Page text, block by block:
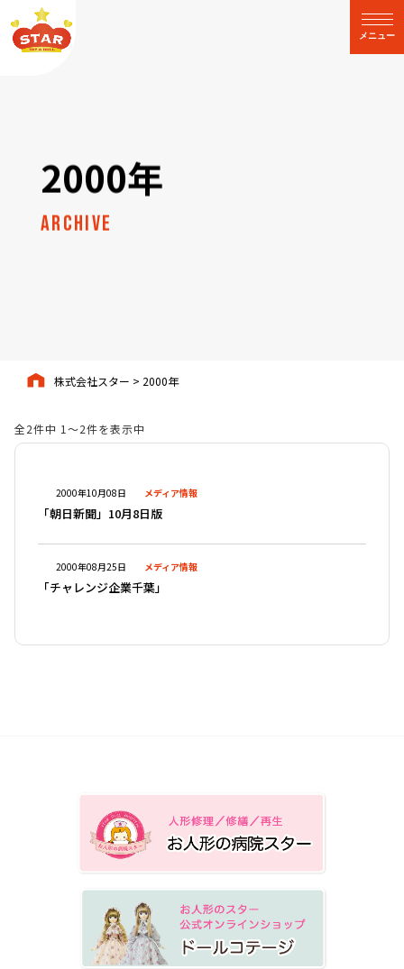
メニュー
閉じる
自社製品
企業キャラクター・限定品
医療向け
ODM・OEM
2000年
ARCHIVE
株式会社スター > 2000年
全2件中 1〜2件を表示中
2000年10月08日 メディア情報
「朝日新聞」10月8日版
2000年08月25日 メディア情報
「チャレンジ企業千葉」